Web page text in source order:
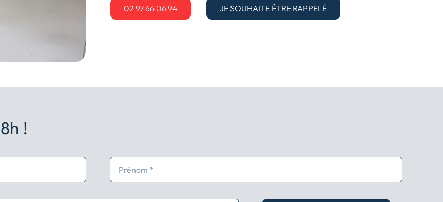
02 97 66 06 94 JE SOUHAITE ÊTRE RAPPELÉ
!